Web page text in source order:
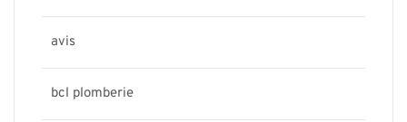
avis
bcl plomberie